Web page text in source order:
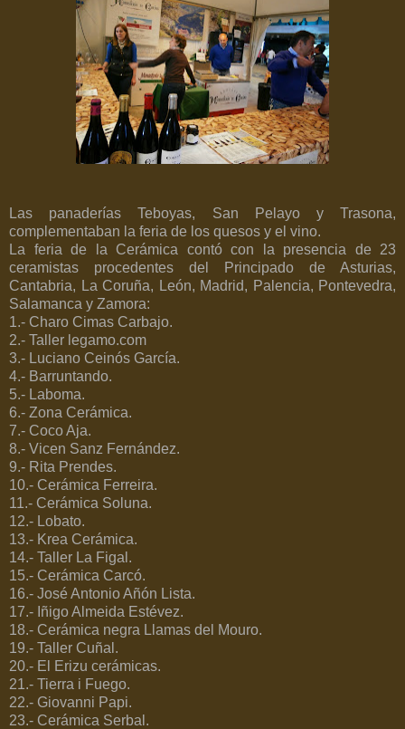
Las panaderías Teboyas, San Pelayo y Trasona,
complementaban la feria de los quesos y el vino.
La feria de la Cerámica contó con la presencia de 23
ceramistas procedentes del Principado de Asturias,
Cantabria, La Coruña, León, Madrid, Palencia, Pontevedra,
Salamanca y Zamora:
1.- Charo Cimas Carbajo.
2.- Taller legamo.com
3.- Luciano Ceinós García.
4.- Barruntando.
5.- Laboma.
6.- Zona Cerámica.
7.- Coco Aja.
8.- Vicen Sanz Fernández.
9.- Rita Prendes.
10.- Cerámica Ferreira.
11.- Cerámica Soluna.
12.- Lobato.
13.- Krea Cerámica.
14.- Taller La Figal.
15.- Cerámica Carcó.
16.- José Antonio Añón Lista.
17.- Iñigo Almeida Estévez.
18.- Cerámica negra Llamas del Mouro.
19.- Taller Cuñal.
20.- El Erizu cerámicas.
21.- Tierra i Fuego.
22.- Giovanni Papi.
23.- Cerámica Serbal.